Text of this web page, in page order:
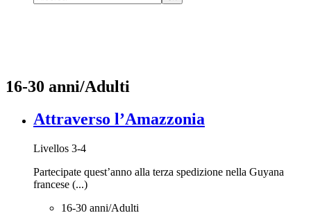
16-30 anni/Adulti
Attraverso l’Amazzonia
Livellos 3-4
Partecipate quest’anno alla terza spedizione nella Guyana
francese (...)
16-30 anni/Adulti